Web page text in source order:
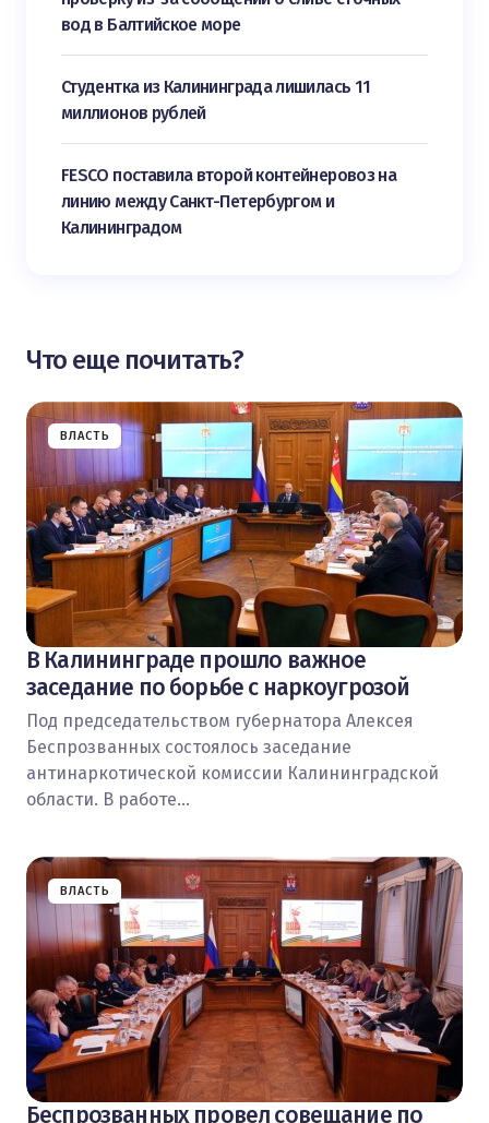
вод в Балтийское море
Студентка из Калининграда лишилась 11
миллионов рублей
FESCO поставила второй контейнеровоз на
линию между Санкт-Петербургом и
Калининградом
Что еще почитать?
ВЛАСТЬ
В Калининграде прошло важное
заседание по борьбе с наркоугрозой
Под председательством губернатора Алексея
Беспрозванных состоялось заседание
антинаркотической комиссии Калининградской
области. В работе…
ВЛАСТЬ
Беспрозванных провел совещание по